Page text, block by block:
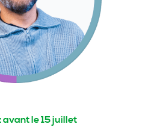
le 15 juillet